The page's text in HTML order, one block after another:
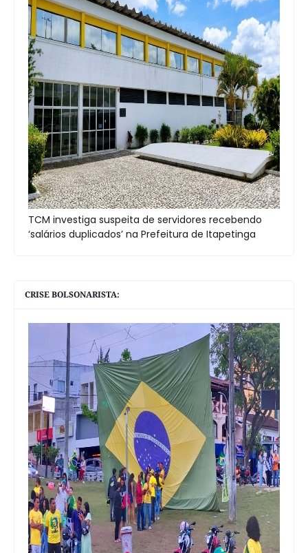
TCM investiga suspeita de servidores recebendo
‘salários duplicados’ na Prefeitura de Itapetinga
CRISE BOLSONARISTA: